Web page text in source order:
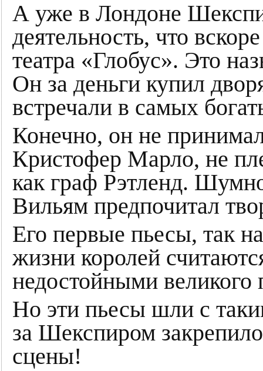
А уже в Лондоне
деятельность, что
театра «Глобус». Это
Он за деньги купил
встречали в самых
Конечно, он не
Кристофер Марло, не
как граф Рэтленд.
Вильям предпочитал
Его первые пьесы, так
жизни королей
недостойными великого
Но эти пьесы шли с
за Шекспиром
сцены!